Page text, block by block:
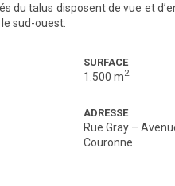
du talus disposent de vue et
sud-ouest.
SURFACE
1.500 m2
ADRESSE
Rue Gray –
Couronne